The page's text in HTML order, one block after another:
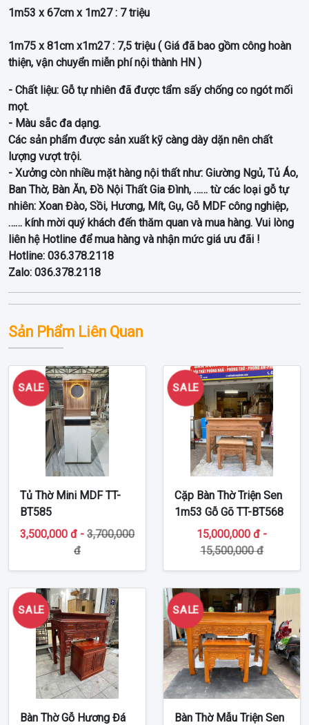
1m53 x 67cm x 1m27 : 7 triệu
1m75 x 81cm x1m27 : 7,5 triệu ( Giá đã bao gồm công hoàn
thiện, vận chuyển miễn phí nội thành HN )
- Chất liệu: Gỗ tự nhiên đã được tẩm sấy chống co ngót mối
mọt.
- Màu sẵc đa dạng.
Các sản phẩm được sản xuất kỹ càng dày dặn nên chất
lượng vượt trội.
- Xưởng còn nhiều mặt hàng nội thất như: Giường Ngủ, Tủ Áo,
Ban Thờ, Bàn Ăn, Đồ Nội Thất Gia Đình, …… từ các loại gỗ tự
nhiên: Xoan Đào, Sồi, Hương, Mít, Gụ, Gỗ MDF công nghiệp,
…… kính mời quý khách đến thăm quan và mua hàng. Vui lòng
liên hệ Hotline để mua hàng và nhận mức giá ưu đãi !
Hotline: 036.378.2118
Zalo: 036.378.2118
Sản Phẩm Liên Quan
SALE
Tủ Thờ Mini MDF TT-
BT585
3,500,000 đ - 3,700,000
đ
SALE
Cặp Bàn Thờ Triện Sen
1m53 Gỗ Gõ TT-BT568
15,000,000 đ -
15,500,000 đ
SALE
Bàn Thờ Gỗ Hương Đá
SALE
Bàn Thờ Mẫu Triện Sen